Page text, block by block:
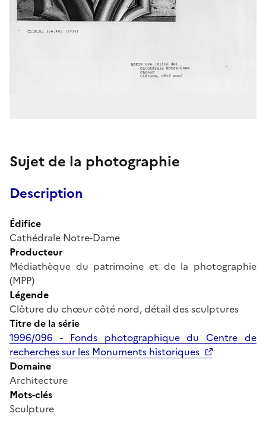
Sujet de la photographie
Description
Édifice
Cathédrale Notre-Dame
Producteur
Médiathèque du patrimoine et de la photographie
(MPP)
Légende
Clôture du chœur côté nord, détail des sculptures
Titre de la série
1996/096 - Fonds photographique du Centre de
recherches sur les Monuments historiques
Domaine
Architecture
Mots-clés
Sculpture